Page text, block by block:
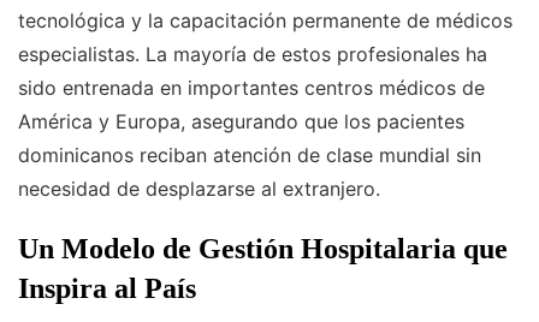
tecnológica y la capacitación permanente de médicos
especialistas. La mayoría de estos profesionales ha
sido entrenada en importantes centros médicos de
América y Europa, asegurando que los pacientes
dominicanos reciban atención de clase mundial sin
necesidad de desplazarse al extranjero.
Un Modelo de Gestión Hospitalaria que
Inspira al País